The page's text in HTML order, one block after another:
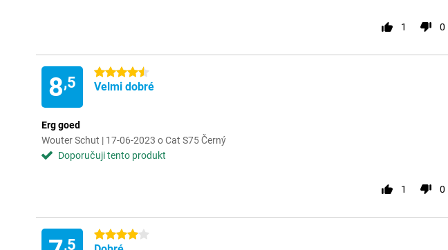
1 0
8,5
4.5 hvězdičky
Velmi dobré
Erg goed
Wouter Schut | 17-06-2023 o Cat S75 Černý
Doporučuji tento produkt
1 0
,5
4 hvězdičky